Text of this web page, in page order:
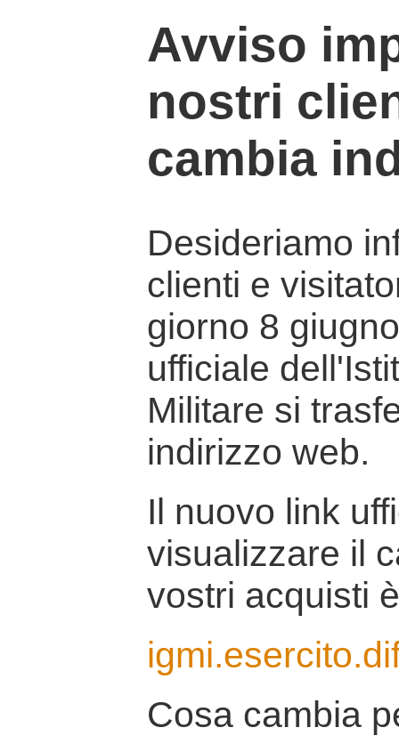
Avviso
nostri
cambia
Desideriamo
clienti e
giorno 8
ufficiale
Militare si
indirizzo web.
Il nuovo link
visualizzare il
vostri acquisti
Cosa cambia